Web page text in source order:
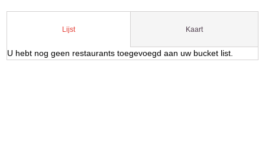
Lijst Kaart
U hebt nog geen restaurants toegevoegd aan uw bucket list.